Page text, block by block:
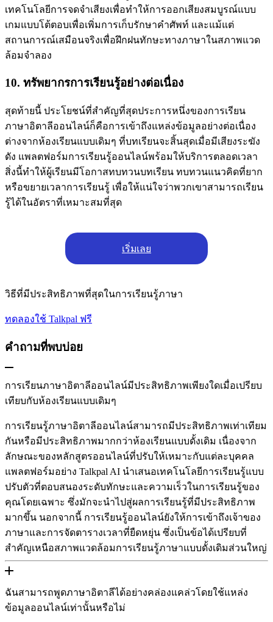
เทคโนโลยีการจดจําเสียงเพื่อทําให้การออกเสียงสมบูรณ์แบบ
เกมแบบโต้ตอบเพื่อเพิ่มการเก็บรักษาคําศัพท์ และแม้แต่
สถานการณ์เสมือนจริงเพื่อฝึกฝนทักษะทางภาษาในสภาพแวด
ล้อมจําลอง
10. ทรัพยากรการเรียนรู้อย่างต่อเนื่อง
สุดท้ายนี้ ประโยชน์ที่สำคัญที่สุดประการหนึ่งของการเรียน
ภาษาอิตาลีออนไลน์ก็คือการเข้าถึงแหล่งข้อมูลอย่างต่อเนื่อง
ต่างจากห้องเรียนแบบเดิมๆ ที่บทเรียนจะสิ้นสุดเมื่อมีเสียงระฆัง
ดัง แพลตฟอร์มการเรียนรู้ออนไลน์พร้อมให้บริการตลอดเวลา
สิ่งนี้ทำให้ผู้เรียนมีโอกาสทบทวนบทเรียน ทบทวนแนวคิดที่ยาก
หรือขยายเวลาการเรียนรู้ เพื่อให้แน่ใจว่าพวกเขาสามารถเรียน
รู้ได้ในอัตราที่เหมาะสมที่สุด
เริ่มเลย
วิธีที่มีประสิทธิภาพที่สุดในการเรียนรู้ภาษา
ทดลองใช้ Talkpal ฟรี
คําถามที่พบบ่อย
การเรียนภาษาอิตาลีออนไลน์มีประสิทธิภาพเพียงใดเมื่อเปรียบ
เทียบกับห้องเรียนแบบเดิมๆ
การเรียนรู้ภาษาอิตาลีออนไลน์สามารถมีประสิทธิภาพเท่าเทียม
กันหรือมีประสิทธิภาพมากกว่าห้องเรียนแบบดั้งเดิม เนื่องจาก
ลักษณะของหลักสูตรออนไลน์ที่ปรับให้เหมาะกับแต่ละบุคคล
แพลตฟอร์มอย่าง Talkpal AI นําเสนอเทคโนโลยีการเรียนรู้แบบ
ปรับตัวที่ตอบสนองระดับทักษะและความเร็วในการเรียนรู้ของ
คุณโดยเฉพาะ ซึ่งมักจะนําไปสู่ผลการเรียนรู้ที่มีประสิทธิภาพ
มากขึ้น นอกจากนี้ การเรียนรู้ออนไลน์ยังให้การเข้าถึงเจ้าของ
ภาษาและการจัดตารางเวลาที่ยืดหยุ่น ซึ่งเป็นข้อได้เปรียบที่
สำคัญเหนือสภาพแวดล้อมการเรียนรู้ภาษาแบบดั้งเดิมส่วนใหญ่
ฉันสามารถพูดภาษาอิตาลีได้อย่างคล่องแคล่วโดยใช้แหล่ง
ข้อมูลออนไลน์เท่านั้นหรือไม่